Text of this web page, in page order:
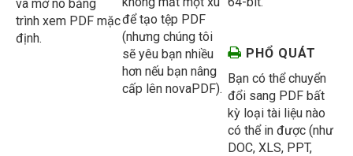
và mở nó bằng
trình xem PDF mặc
định.
để tạo tệp PDF
(nhưng chúng tôi
sẽ yêu bạn nhiều
hơn nếu bạn nâng
cấp lên novaPDF).
PHỔ QUÁT
Bạn có thể chuyển
đổi sang PDF bất
kỳ loại tài liệu nào
có thể in được (như
DOC, XLS, PPT,